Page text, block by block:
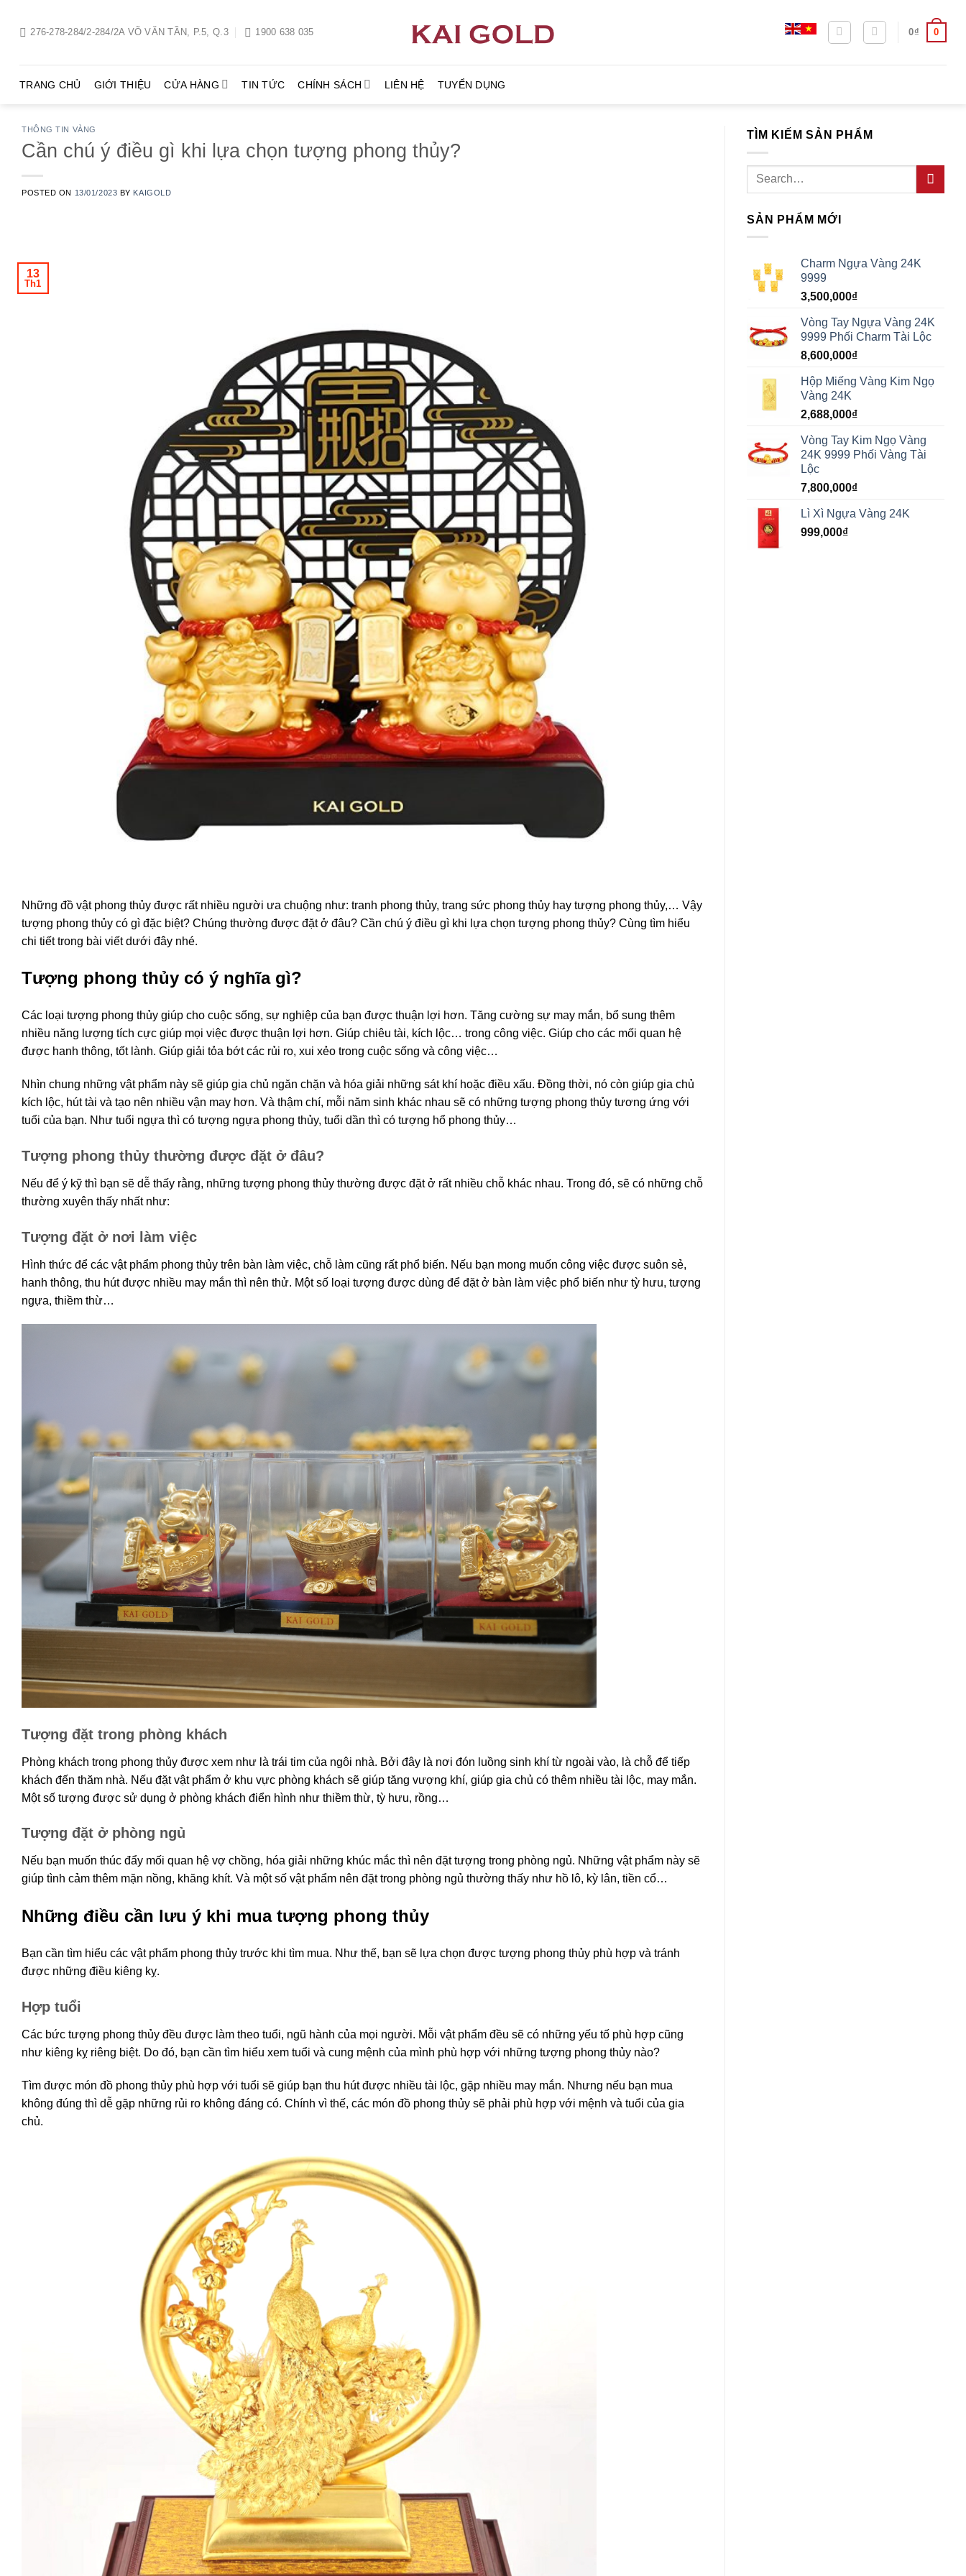
dung
276-278-284/2-284/2A VÕ VĂN TẦN, P.5, Q.3 1900 638 035 0₫ 0
TRANG CHỦ GIỚI THIỆU CỬA HÀNG TIN TỨC CHÍNH SÁCH LIÊN HỆ TUYỂN DỤNG
THÔNG TIN VÀNG
Cần chú ý điều gì khi lựa chọn tượng phong thủy?
POSTED ON 13/01/2023 BY KAIGOLD
13
Th1
Những đồ vật phong thủy được rất nhiều người ưa chuộng như: tranh phong thủy, trang sức phong thủy hay tượng phong thủy,… Vậy
tượng phong thủy có gì đặc biệt? Chúng thường được đặt ở đâu? Cần chú ý điều gì khi lựa chọn tượng phong thủy? Cùng tìm hiểu
chi tiết trong bài viết dưới đây nhé.
Tượng phong thủy có ý nghĩa gì?
Các loại tượng phong thủy giúp cho cuộc sống, sự nghiệp của bạn được thuận lợi hơn. Tăng cường sự may mắn, bổ sung thêm
nhiều năng lượng tích cực giúp mọi việc được thuận lợi hơn. Giúp chiêu tài, kích lộc… trong công việc. Giúp cho các mối quan hệ
được hanh thông, tốt lành. Giúp giải tỏa bớt các rủi ro, xui xẻo trong cuộc sống và công việc…
Nhìn chung những vật phẩm này sẽ giúp gia chủ ngăn chặn và hóa giải những sát khí hoặc điều xấu. Đồng thời, nó còn giúp gia chủ
kích lộc, hút tài và tạo nên nhiều vận may hơn. Và thậm chí, mỗi năm sinh khác nhau sẽ có những tượng phong thủy tương ứng với
tuổi của bạn. Như tuổi ngựa thì có tượng ngựa phong thủy, tuổi dần thì có tượng hổ phong thủy…
Tượng phong thủy thường được đặt ở đâu?
Nếu để ý kỹ thì bạn sẽ dễ thấy rằng, những tượng phong thủy thường được đặt ở rất nhiều chỗ khác nhau. Trong đó, sẽ có những chỗ
thường xuyên thấy nhất như:
Tượng đặt ở nơi làm việc
Hình thức để các vật phẩm phong thủy trên bàn làm việc, chỗ làm cũng rất phổ biến. Nếu bạn mong muốn công việc được suôn sẻ,
hanh thông, thu hút được nhiều may mắn thì nên thử. Một số loại tượng được dùng để đặt ở bàn làm việc phổ biến như tỳ hưu, tượng
ngựa, thiềm thừ…
Tượng đặt trong phòng khách
Phòng khách trong phong thủy được xem như là trái tim của ngôi nhà. Bởi đây là nơi đón luồng sinh khí từ ngoài vào, là chỗ để tiếp
khách đến thăm nhà. Nếu đặt vật phẩm ở khu vực phòng khách sẽ giúp tăng vượng khí, giúp gia chủ có thêm nhiều tài lộc, may mắn.
Một số tượng được sử dụng ở phòng khách điển hình như thiềm thừ, tỳ hưu, rồng…
Tượng đặt ở phòng ngủ
Nếu bạn muốn thúc đẩy mối quan hệ vợ chồng, hóa giải những khúc mắc thì nên đặt tượng trong phòng ngủ. Những vật phẩm này sẽ
giúp tình cảm thêm mặn nồng, khăng khít. Và một số vật phẩm nên đặt trong phòng ngủ thường thấy như hồ lô, kỳ lân, tiền cổ…
Những điều cần lưu ý khi mua tượng phong thủy
Bạn cần tìm hiểu các vật phẩm phong thủy trước khi tìm mua. Như thế, bạn sẽ lựa chọn được tượng phong thủy phù hợp và tránh
được những điều kiêng kỵ.
Hợp tuổi
Các bức tượng phong thủy đều được làm theo tuổi, ngũ hành của mọi người. Mỗi vật phẩm đều sẽ có những yếu tố phù hợp cũng
như kiêng kỵ riêng biệt. Do đó, bạn cần tìm hiểu xem tuổi và cung mệnh của mình phù hợp với những tượng phong thủy nào?
Tìm được món đồ phong thủy phù hợp với tuổi sẽ giúp bạn thu hút được nhiều tài lộc, gặp nhiều may mắn. Nhưng nếu bạn mua
không đúng thì dễ gặp những rủi ro không đáng có. Chính vì thế, các món đồ phong thủy sẽ phải phù hợp với mệnh và tuổi của gia
chủ.
TÌM KIẾM SẢN PHẨM
Search
SẢN PHẨM MỚI
Charm Ngựa Vàng 24K
9999
3,500,000₫
Vòng Tay Ngựa Vàng 24K
9999 Phối Charm Tài Lộc
8,600,000₫
Hộp Miếng Vàng Kim Ngọ
Vàng 24K
2,688,000₫
Vòng Tay Kim Ngọ Vàng
24K 9999 Phối Vàng Tài
Lộc
7,800,000₫
Lì Xì Ngựa Vàng 24K
999,000₫